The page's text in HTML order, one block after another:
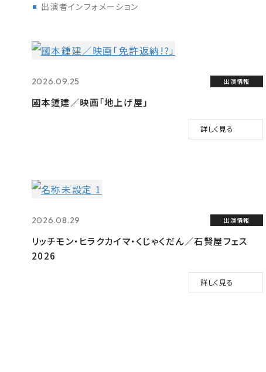
出演者インフォメーション
2026.09.25 出演情報
國本鍾建／映画「地上げ屋」
詳しく見る
2026.08.29 出演情報
リッチモン・ヒラクカイマ・くじゃくだん／石賢屋フェス
2026
詳しく見る